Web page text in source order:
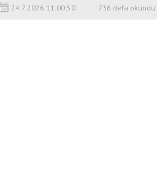
24.7.2026 11:00:50 736 defa okundu.